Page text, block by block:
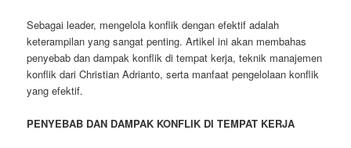
Sebagai leader, mengelola konflik dengan efektif adalah
keterampilan yang sangat penting. Artikel ini akan membahas
penyebab dan dampak konflik di tempat kerja, teknik manajemen
konflik dari Christian Adrianto, serta manfaat pengelolaan konflik
yang efektif.
PENYEBAB DAN DAMPAK KONFLIK DI TEMPAT KERJA